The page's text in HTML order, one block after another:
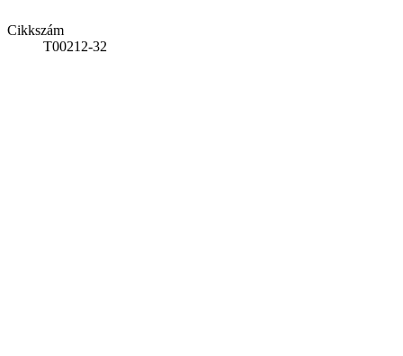
Cikkszám
T00212-32